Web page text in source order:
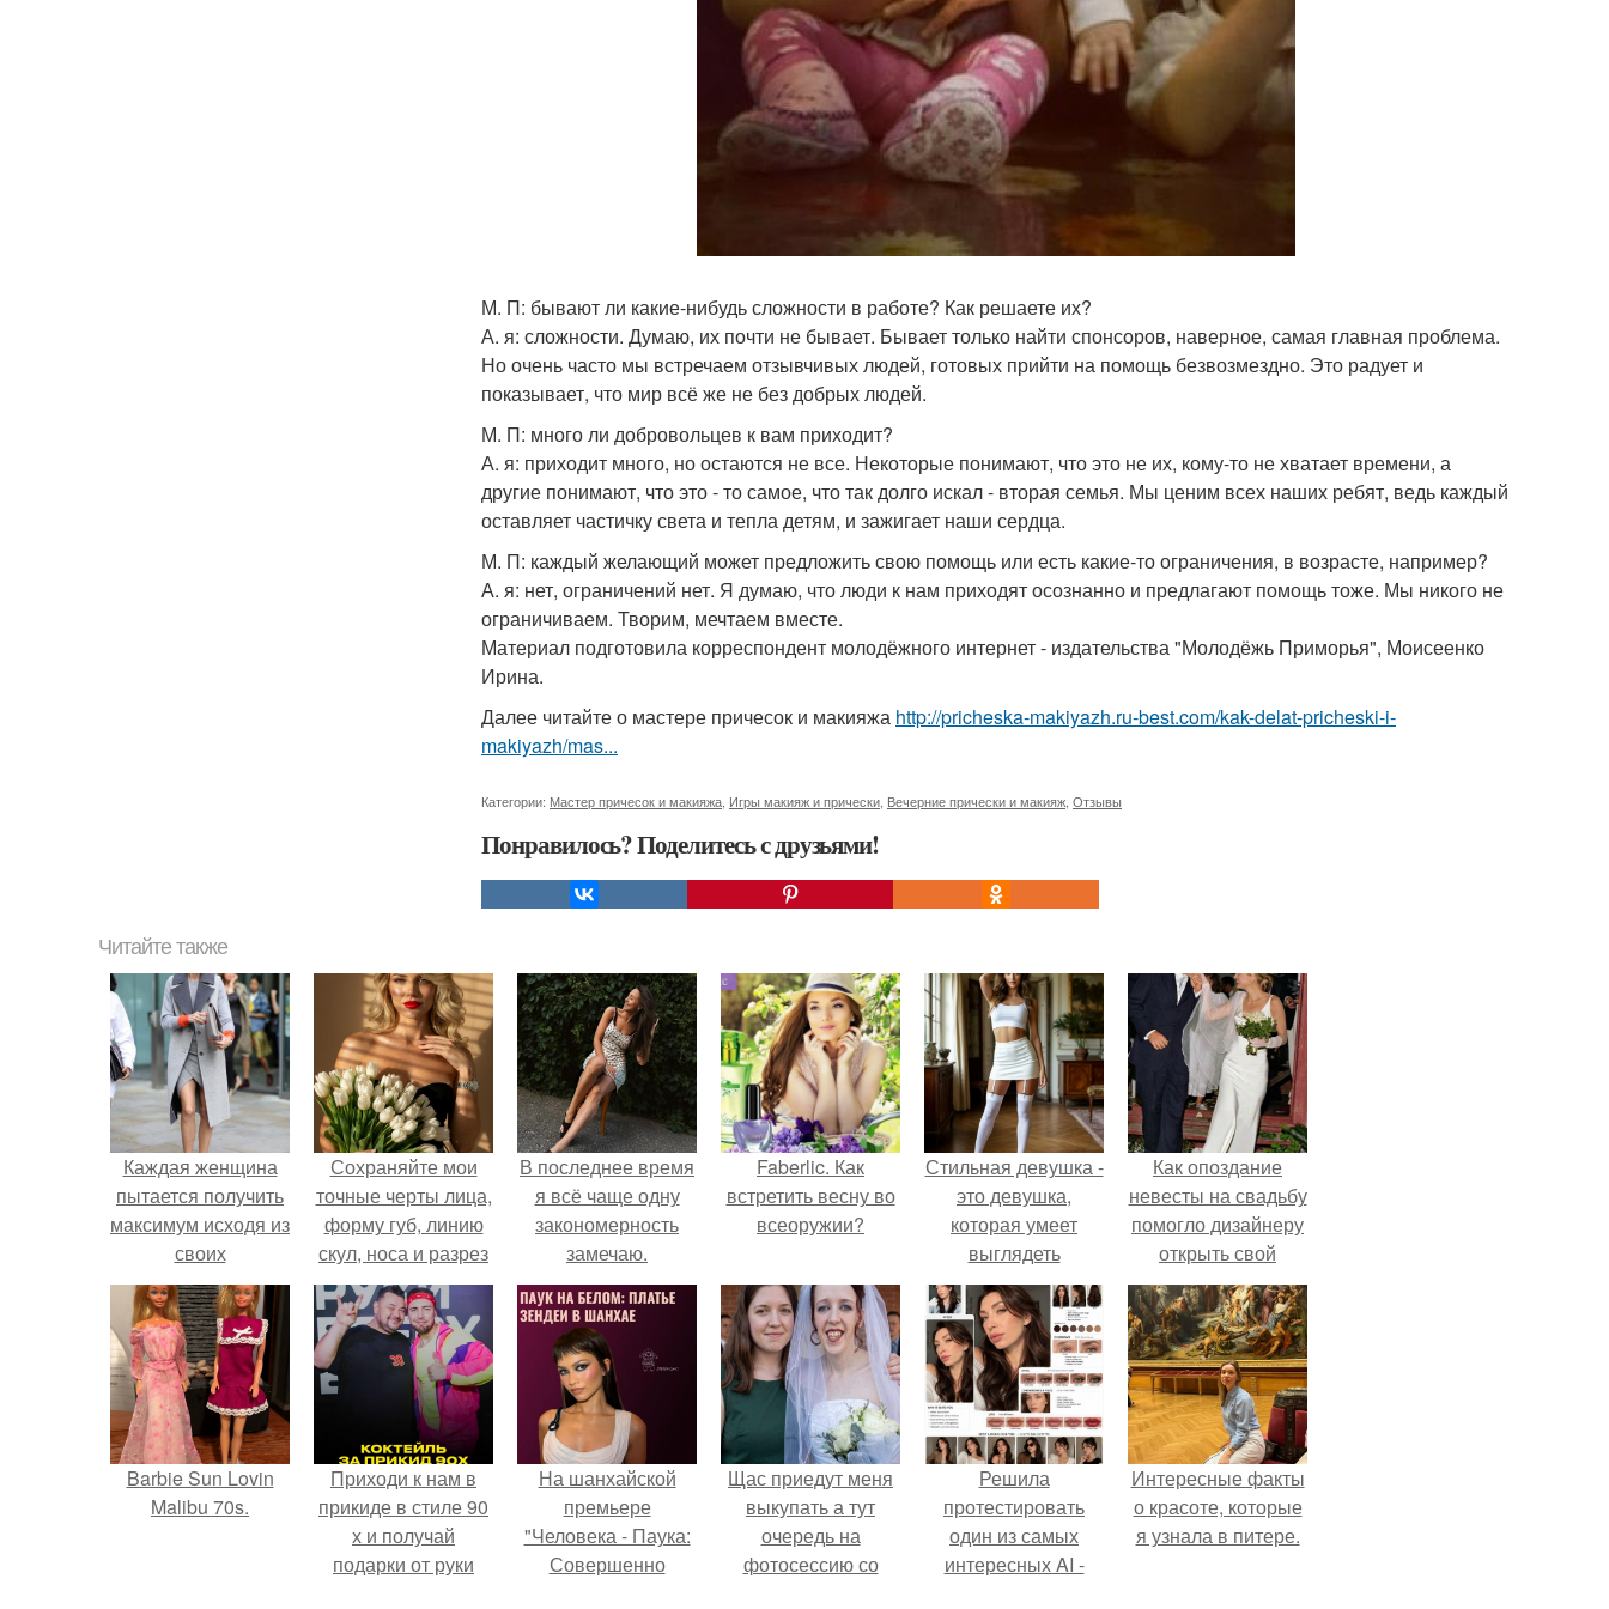
М. П: бывают ли какие-нибудь сложности в работе? Как решаете их?
А. я: сложности. Думаю, их почти не бывает. Бывает только найти спонсоров, наверное, самая главная проблема.
Но очень часто мы встречаем отзывчивых людей, готовых прийти на помощь безвозмездно. Это радует и
показывает, что мир всё же не без добрых людей.
М. П: много ли добровольцев к вам приходит?
А. я: приходит много, но остаются не все. Некоторые понимают, что это не их, кому-то не хватает времени, а
другие понимают, что это - то самое, что так долго искал - вторая семья. Мы ценим всех наших ребят, ведь каждый
оставляет частичку света и тепла детям, и зажигает наши сердца.
М. П: каждый желающий может предложить свою помощь или есть какие-то ограничения, в возрасте, например?
А. я: нет, ограничений нет. Я думаю, что люди к нам приходят осознанно и предлагают помощь тоже. Мы никого не
ограничиваем. Творим, мечтаем вместе.
Материал подготовила корреспондент молодёжного интернет - издательства "Молодёжь Приморья", Моисеенко
Ирина.
Далее читайте о мастере причесок и макияжа http://pricheska-makiyazh.ru-best.com/kak-delat-pricheski-i-
makiyazh/mas...
Категории: Мастер причесок и макияжа Игры макияж и прически Вечерние прически и макияж Отзывы
Понравилось? Поделитесь с друзьями!
Читайте также
Каждая женщина
пытается получить
максимум исходя из
своих
возможностей.
Сохраняйте мои
точные черты лица,
форму губ, линию
скул, носа и разрез
глаз.
В последнее время
я всё чаще одну
закономерность
замечаю.
Faberlic. Как
встретить весну во
всеоружии?
Стильная девушка -
это девушка,
которая умеет
выглядеть
привлекательно и
элегантно в любои
ситуации.
Как опоздание
невесты на свадьбу
помогло дизайнеру
открыть свой
бренд.
Barbie Sun Lovin
Malibu 70s.
Приходи к нам в
прикиде в стиле 90
х и получай
подарки от руки
На шанхайской
премьере
"Человека - Паука:
Совершенно
Щас приедут меня
выкупать а тут
очередь на
фотосессию со
Решила
протестировать
один из самых
интересных AI -
Интересные факты
о красоте, которые
я узнала в питере.